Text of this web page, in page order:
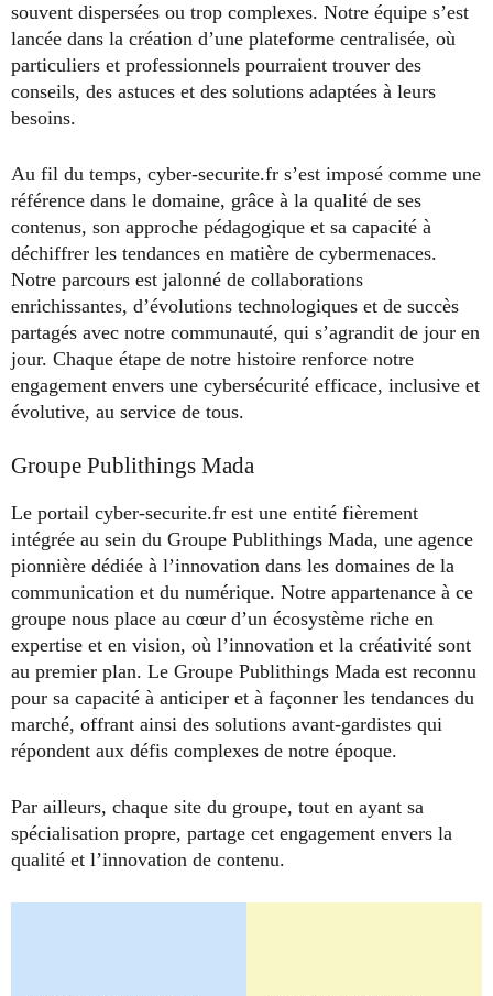
souvent dispersées ou trop complexes. Notre équipe s’est
lancée dans la création d’une plateforme centralisée, où
particuliers et professionnels pourraient trouver des
conseils, des astuces et des solutions adaptées à leurs
besoins.
Au fil du temps, cyber-securite.fr s’est imposé comme une
référence dans le domaine, grâce à la qualité de ses
contenus, son approche pédagogique et sa capacité à
déchiffrer les tendances en matière de cybermenaces.
Notre parcours est jalonné de collaborations
enrichissantes, d’évolutions technologiques et de succès
partagés avec notre communauté, qui s’agrandit de jour en
jour. Chaque étape de notre histoire renforce notre
engagement envers une cybersécurité efficace, inclusive et
évolutive, au service de tous.
Groupe Publithings Mada
Le portail cyber-securite.fr est une entité fièrement
intégrée au sein du Groupe Publithings Mada, une agence
pionnière dédiée à l’innovation dans les domaines de la
communication et du numérique. Notre appartenance à ce
groupe nous place au cœur d’un écosystème riche en
expertise et en vision, où l’innovation et la créativité sont
au premier plan. Le Groupe Publithings Mada est reconnu
pour sa capacité à anticiper et à façonner les tendances du
marché, offrant ainsi des solutions avant-gardistes qui
répondent aux défis complexes de notre époque.
Par ailleurs, chaque site du groupe, tout en ayant sa
spécialisation propre, partage cet engagement envers la
qualité et l’innovation de contenu.